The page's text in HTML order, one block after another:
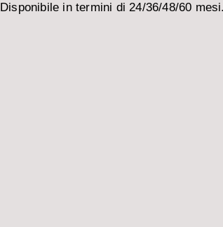
Disponibile in termini di 24/36/48/60